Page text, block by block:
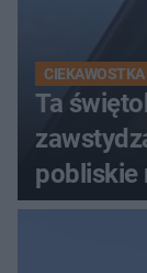
CIEKAWOSTKA
Ta
pobliskie